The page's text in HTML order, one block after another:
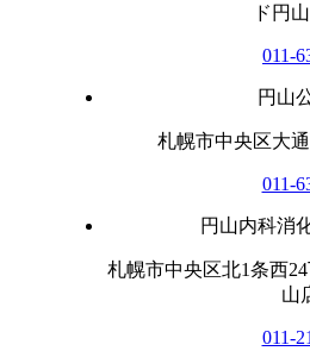
ド円
011-
円山
札幌市中央区大
011-
円山内科消
札幌市中央区北1条西
山
011-